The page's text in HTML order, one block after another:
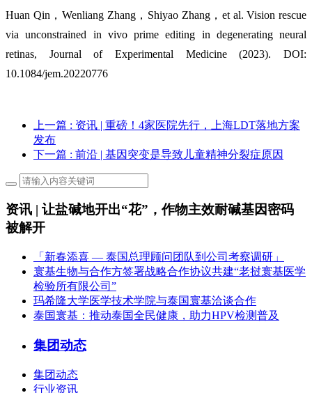
Huan Qin，Wenliang Zhang，Shiyao Zhang，et al. Vision rescue
via unconstrained in vivo prime editing in degenerating neural
retinas, Journal of Experimental Medicine (2023). DOI:
10.1084/jem.20220776
上一篇 : 资讯 | 重磅！4家医院先行，上海LDT落地方案
发布
下一篇 : 前沿 | 基因突变是导致儿童精神分裂症原因
资讯 | 让盐碱地开出“花”，作物主效耐碱基因密码
被解开
「新春添喜 — 泰国总理顾问团队到公司考察调研」
寰基生物与合作方签署战略合作协议共建“老挝寰基医学
检验所有限公司”
玛希隆大学医学技术学院与泰国寰基洽谈合作
泰国寰基：推动泰国全民健康，助力HPV检测普及
集团动态
集团动态
行业资讯